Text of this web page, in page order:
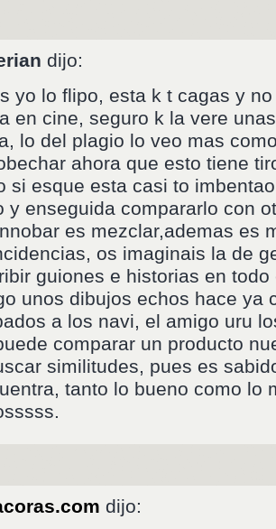
dijo:
yo lo flipo, esta k t cagas y
en cine, seguro k la vere
lo del plagio lo veo mas
ahora que esto tiene
si esque esta casi to
y enseguida compararlo con
es mezclar,ademas es
os imaginais la de
guiones e historias en
unos dibujos echos hace ya
a los navi, el amigo uru
comparar un producto
similitudes, pues es
tanto lo bueno como lo
dijo: